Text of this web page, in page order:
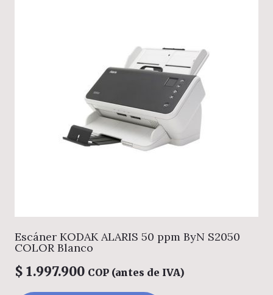
Escáner KODAK ALARIS 50 ppm ByN S2050
COLOR Blanco
$ 1.997.900 COP (antes de IVA)